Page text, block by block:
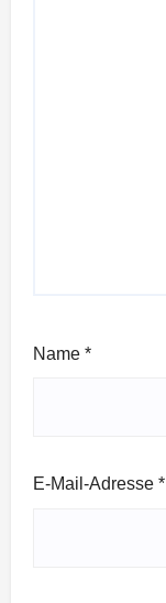
Name *
E-Mail-Adresse *